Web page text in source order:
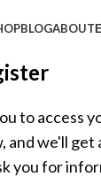
BLOGABOUT
to access
we'll get
you for